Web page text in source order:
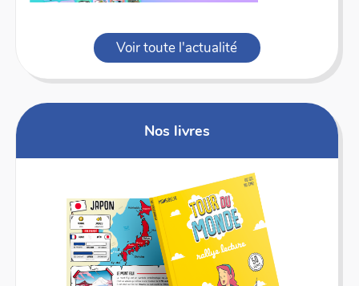
Voir toute l'actualité
Nos livres